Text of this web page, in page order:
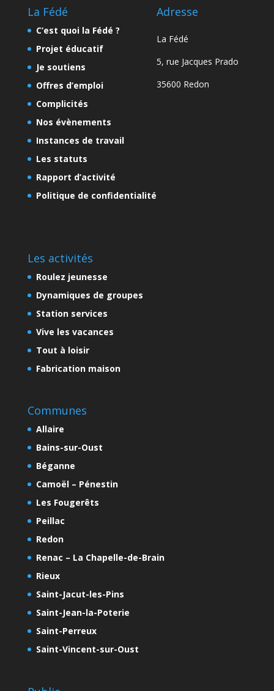
La Fédé
C’est quoi la Fédé ?
Projet éducatif
Je soutiens
Offres d’emploi
Complicités
Nos évènements
Instances de travail
Les statuts
Rapport d’activité
Politique de confidentialité
Adresse
La Fédé
5, rue Jacques Prado
35600 Redon
Les activités
Roulez jeunesse
Dynamiques de groupes
Station services
Vive les vacances
Tout à loisir
Fabrication maison
Communes
Allaire
Bains-sur-Oust
Béganne
Camoël – Pénestin
Les Fougerêts
Peillac
Redon
Renac – La Chapelle-de-Brain
Rieux
Saint-Jacut-les-Pins
Saint-Jean-la-Poterie
Saint-Perreux
Saint-Vincent-sur-Oust